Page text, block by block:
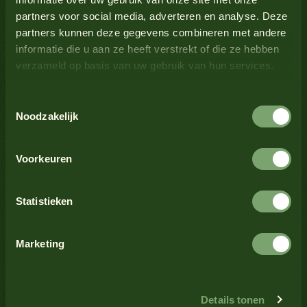
partners voor social media, adverteren en analyse. Deze
partners kunnen deze gegevens combineren met andere
informatie die u aan ze heeft verstrekt of die ze hebben
verzameld op basis van uw gebruik van hun services.
Noodzakelijk
Voorkeuren
Statistieken
Marketing
Details tonen
Melk Nee
Mosterd
Noten Nee
Schaaldieren Nee
Selderij Nee
Nee
Bekijk alle producten
Bekijk alle producten
Bekijk alle producten